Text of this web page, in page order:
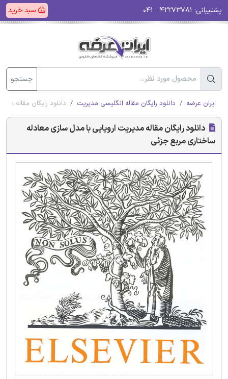
پشتیبانی: سبد خرید
جستجو
ایران عرضه دانلود رایگان مقاله انگلیسی مدیریت دانلود رایگان مقاله
دانلود رایگان مقاله مدیریت اروپایی با مدل سازی معادله
ساختاری مربع جزئی